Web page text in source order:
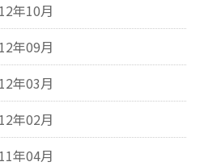
年10月
年09月
年03月
年02月
年04月